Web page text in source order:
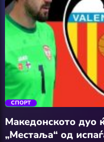
Software
Wellness
АвтоКлуб
Балкан
СПОРТ
Македонското дуо
„Местаља“ од